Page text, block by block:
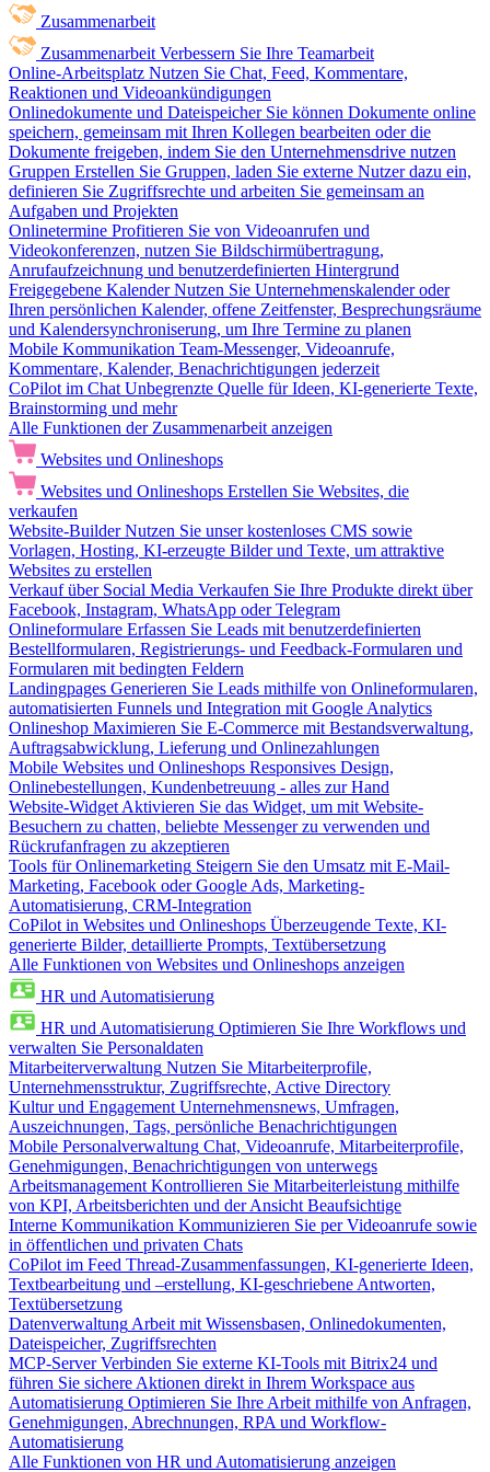
Zusammenarbeit
Zusammenarbeit Verbessern Sie Ihre Teamarbeit
Online-Arbeitsplatz Nutzen Sie Chat, Feed, Kommentare,
Reaktionen und Videoankündigungen
Onlinedokumente und Dateispeicher Sie können Dokumente online
speichern, gemeinsam mit Ihren Kollegen bearbeiten oder die
Dokumente freigeben, indem Sie den Unternehmensdrive nutzen
Gruppen Erstellen Sie Gruppen, laden Sie externe Nutzer dazu ein,
definieren Sie Zugriffsrechte und arbeiten Sie gemeinsam an
Aufgaben und Projekten
Onlinetermine Profitieren Sie von Videoanrufen und
Videokonferenzen, nutzen Sie Bildschirmübertragung,
Anrufaufzeichnung und benutzerdefinierten Hintergrund
Freigegebene Kalender Nutzen Sie Unternehmenskalender oder
Ihren persönlichen Kalender, offene Zeitfenster, Besprechungsräume
und Kalendersynchroniserung, um Ihre Termine zu planen
Mobile Kommunikation Team-Messenger, Videoanrufe,
Kommentare, Kalender, Benachrichtigungen jederzeit
CoPilot im Chat Unbegrenzte Quelle für Ideen, KI-generierte Texte,
Brainstorming und mehr
Alle Funktionen der Zusammenarbeit anzeigen
Websites und Onlineshops
Websites und Onlineshops Erstellen Sie Websites, die
verkaufen
Website-Builder Nutzen Sie unser kostenloses CMS sowie
Vorlagen, Hosting, KI-erzeugte Bilder und Texte, um attraktive
Websites zu erstellen
Verkauf über Social Media Verkaufen Sie Ihre Produkte direkt über
Facebook, Instagram, WhatsApp oder Telegram
Onlineformulare Erfassen Sie Leads mit benutzerdefinierten
Bestellformularen, Registrierungs- und Feedback-Formularen und
Formularen mit bedingten Feldern
Landingpages Generieren Sie Leads mithilfe von Onlineformularen,
automatisierten Funnels und Integration mit Google Analytics
Onlineshop Maximieren Sie E-Commerce mit Bestandsverwaltung,
Auftragsabwicklung, Lieferung und Onlinezahlungen
Mobile Websites und Onlineshops Responsives Design,
Onlinebestellungen, Kundenbetreuung - alles zur Hand
Website-Widget Aktivieren Sie das Widget, um mit Website-
Besuchern zu chatten, beliebte Messenger zu verwenden und
Rückrufanfragen zu akzeptieren
Tools für Onlinemarketing Steigern Sie den Umsatz mit E-Mail-
Marketing, Facebook oder Google Ads, Marketing-
Automatisierung, CRM-Integration
CoPilot in Websites und Onlineshops Überzeugende Texte, KI-
generierte Bilder, detaillierte Prompts, Textübersetzung
Alle Funktionen von Websites und Onlineshops anzeigen
HR und Automatisierung
HR und Automatisierung Optimieren Sie Ihre Workflows und
verwalten Sie Personaldaten
Mitarbeiterverwaltung Nutzen Sie Mitarbeiterprofile,
Unternehmensstruktur, Zugriffsrechte, Active Directory
Kultur und Engagement Unternehmensnews, Umfragen,
Auszeichnungen, Tags, persönliche Benachrichtigungen
Mobile Personalverwaltung Chat, Videoanrufe, Mitarbeiterprofile,
Genehmigungen, Benachrichtigungen von unterwegs
Arbeitsmanagement Kontrollieren Sie Mitarbeiterleistung mithilfe
von KPI, Arbeitsberichten und der Ansicht Beaufsichtige
Interne Kommunikation Kommunizieren Sie per Videoanrufe sowie
in öffentlichen und privaten Chats
CoPilot im Feed Thread-Zusammenfassungen, KI-generierte Ideen,
Textbearbeitung und –erstellung, KI-geschriebene Antworten,
Textübersetzung
Datenverwaltung Arbeit mit Wissensbasen, Onlinedokumenten,
Dateispeicher, Zugriffsrechten
MCP-Server Verbinden Sie externe KI-Tools mit Bitrix24 und
führen Sie sichere Aktionen direkt in Ihrem Workspace aus
Automatisierung Optimieren Sie Ihre Arbeit mithilfe von Anfragen,
Genehmigungen, Abrechnungen, RPA und Workflow-
Automatisierung
Alle Funktionen von HR und Automatisierung anzeigen